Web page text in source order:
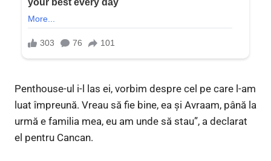
Penthouse-ul i-l las ei, vorbim despre cel pe care l-am
luat împreună. Vreau să fie bine, ea și Avraam, până la
urmă e familia mea, eu am unde să stau”, a declarat
el pentru Cancan.